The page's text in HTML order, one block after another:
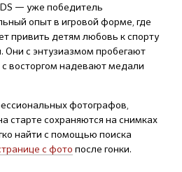
— уже победитель
опыт в игровой форме, где
привить детям любовь к спорту
Они с энтузиазмом пробегают
восторгом надевают медали
фотографов,
старте сохраняются на снимках
найти с помощью поиска
с фото после гонки.